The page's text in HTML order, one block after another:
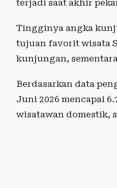
terjadi saat akhir
Tingginya angka
tujuan favorit wisata
kunjungan,
Berdasarkan data
Juni 2026 mencapai
wisatawan domestik,